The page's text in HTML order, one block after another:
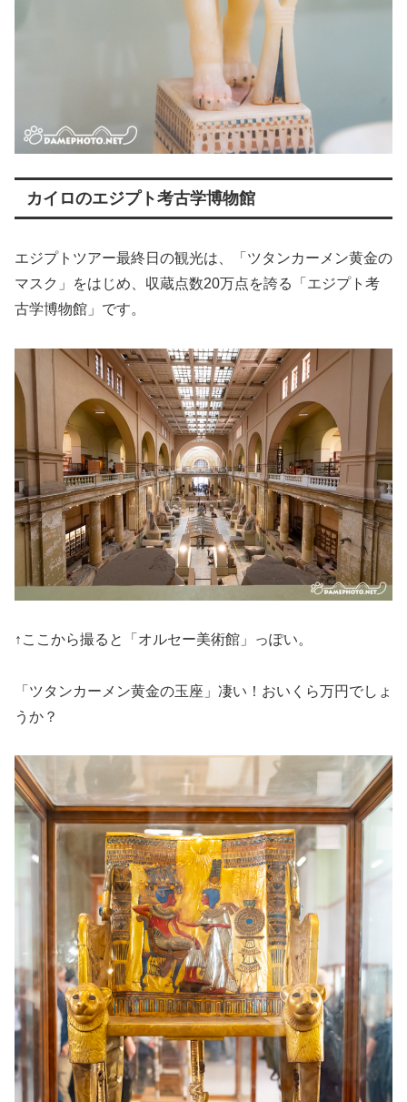
カイロのエジプト考古学博物館
エジプトツアー最終日の観光は、「ツタンカーメン黄金の
マスク」をはじめ、収蔵点数20万点を誇る「エジプト考
古学博物館」です。
↑ここから撮ると「オルセー美術館」っぽい。
「ツタンカーメン黄金の玉座」凄い！おいくら万円でしょ
うか？